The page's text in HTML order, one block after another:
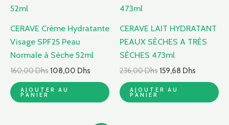
CERAVE Crème Hydratante
Visage SPF25 Peau
Normale à Sèche 52ml
160,00Dhs108,00 Dhs
108,00 Dhs.
AJOUTER AU
PANIER
CERAVE LAIT HYDRATANT
PEAUX SÈCHES A TRÈS
SÈCHES 473ml
236,00Dhs159,68 Dhs
AJOUTER AU
PANIER